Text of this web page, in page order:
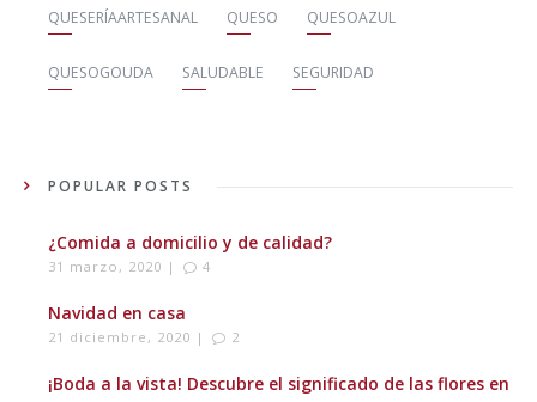
QUESERÍAARTESANAL QUESO QUESOAZUL
QUESOGOUDA SALUDABLE SEGURIDAD
POPULAR POSTS
¿Comida a domicilio y de calidad?
31 marzo, 2020 | 4
Navidad en casa
21 diciembre, 2020 | 2
¡Boda a la vista! Descubre el significado de las flores en